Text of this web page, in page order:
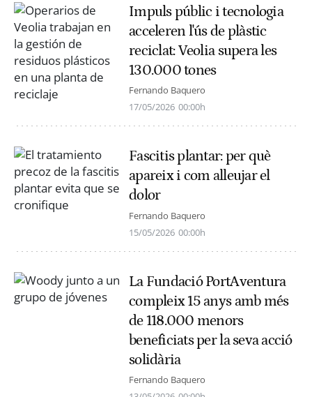
Impuls públic i tecnologia
acceleren l'ús de plàstic
reciclat: Veolia supera les
130.000 tones
Fernando Baquero
17/05/2026 00:00h
Fascitis plantar: per què
apareix i com alleujar el
dolor
Fernando Baquero
15/05/2026 00:00h
La Fundació PortAventura
compleix 15 anys amb més
de 118.000 menors
beneficiats per la seva acció
solidària
Fernando Baquero